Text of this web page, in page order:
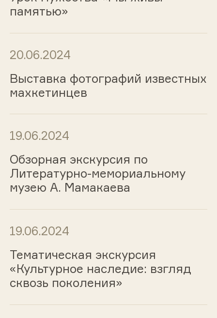
памятью»
20.06.2024
Выставка фотографий известных
махкетинцев
19.06.2024
Обзорная экскурсия по
Литературно-мемориальному
музею А. Мамакаева
19.06.2024
Тематическая экскурсия
«Культурное наследие: взгляд
сквозь поколения»